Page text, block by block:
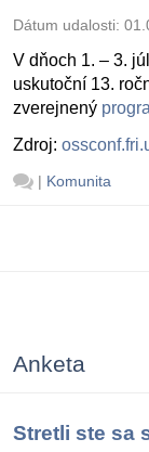
Dátum udalosti:
V dňoch 1. – 3.
uskutoční 13.
zverejnený
Zdroj:
| Komunita
Anketa
Stretli ste sa